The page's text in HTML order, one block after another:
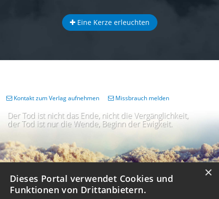
Eine Kerze erleuchten
Der Tod ist nicht das Ende, nicht die Vergänglichkeit,
der Tod ist nur die Wende, Beginn der Ewigkeit.
Kontakt zum Verlag aufnehmen Missbrauch melden
×
Dieses Portal verwendet Cookies und
Funktionen von Drittanbietern.